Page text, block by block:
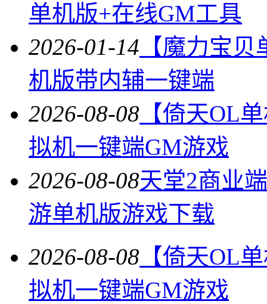
单机版+在线GM工具
2026-01-14 【魔力宝
机版带内辅一键端
2026-08-08 【倚天OL
拟机一键端GM游戏
2026-08-08天堂2商业
游单机版游戏下载
2026-08-08 【倚天OL
拟机一键端GM游戏